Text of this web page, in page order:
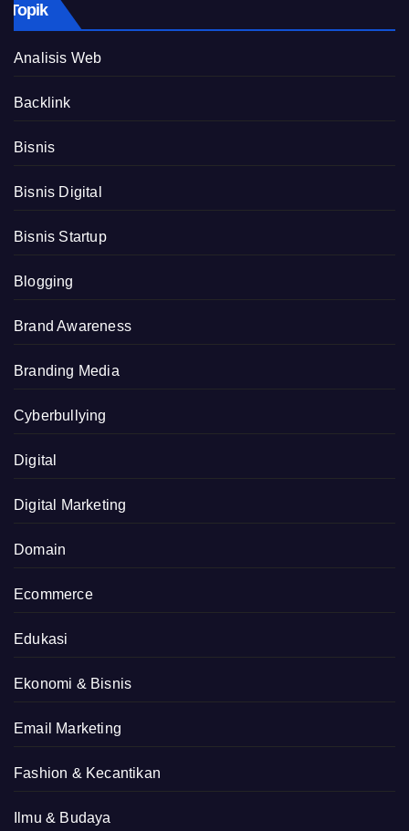
Topik
Analisis Web
Backlink
Bisnis
Bisnis Digital
Bisnis Startup
Blogging
Brand Awareness
Branding Media
Cyberbullying
Digital
Digital Marketing
Domain
Ecommerce
Edukasi
Ekonomi & Bisnis
Email Marketing
Fashion & Kecantikan
Ilmu & Budaya